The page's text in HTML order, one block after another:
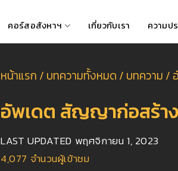
คอร์สอสังหาฯ เกี่ยวกับเรา ความป
หน้าแรก / บทความทั้งหมด / บทความ /
อัพเดต สัญญาก่อสร้าง
LAST UPDATED พฤศจิกายน 1, 2023
4,077 จำนวนผู้เข้าชม